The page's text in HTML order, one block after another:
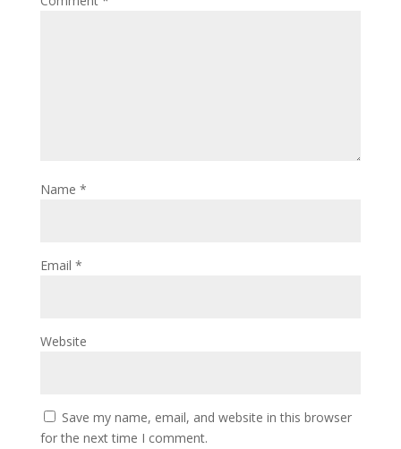
Name *
Email *
Website
Save my name, email, and website in this browser
for the next time I comment.